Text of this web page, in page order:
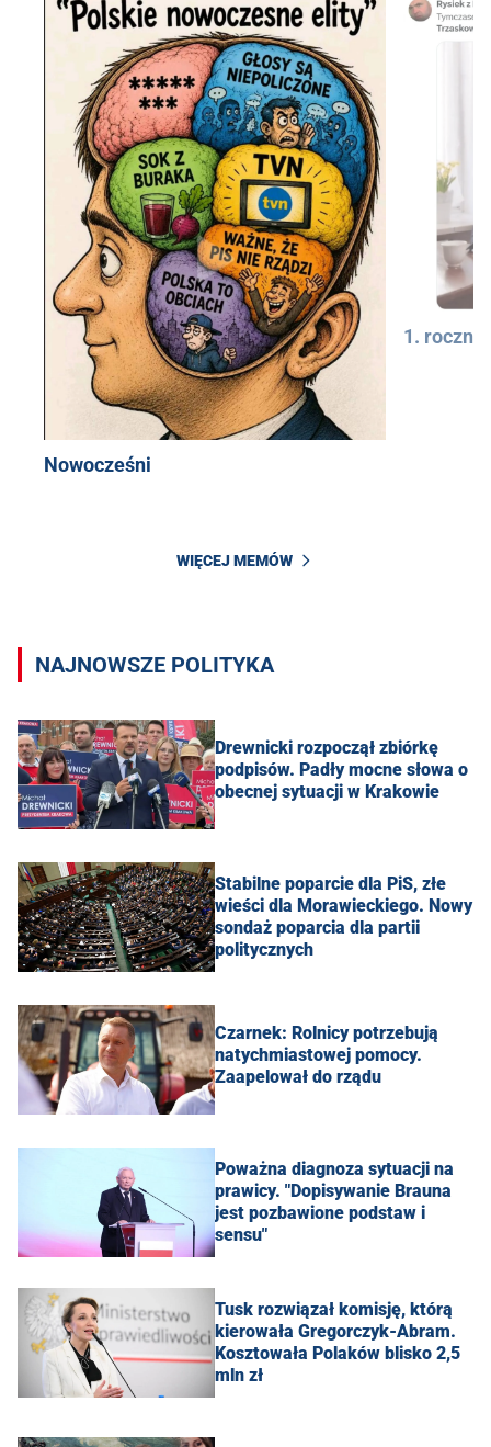
Nowocześni
1.
WIĘCEJ MEMÓW
NAJNOWSZE POLITYKA
Drewnicki rozpoczął zbiórkę
podpisów. Padły mocne słowa o
obecnej sytuacji w Krakowie
Stabilne poparcie dla PiS, złe
wieści dla Morawieckiego. Nowy
sondaż poparcia dla partii
politycznych
Czarnek: Rolnicy potrzebują
natychmiastowej pomocy.
Zaapelował do rządu
Poważna diagnoza sytuacji na
prawicy. "Dopisywanie Brauna
jest pozbawione podstaw i
sensu"
Tusk rozwiązał komisję, którą
kierowała Gregorczyk-Abram.
Kosztowała Polaków blisko 2,5
mln zł